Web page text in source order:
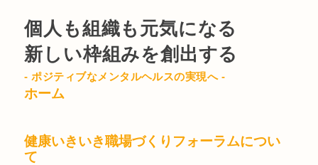
個人も組織も元気になる
新しい枠組みを創出する
- ポジティブなメンタルヘルスの実現へ -
ホーム
健康いきいき職場づくりフォーラムについ
て